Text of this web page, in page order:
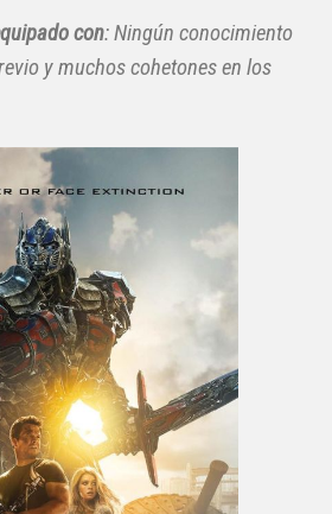
con: Ningún conocimiento
y muchos cohetones en los